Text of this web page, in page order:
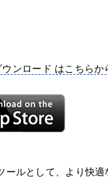
ンロード はこちらか
ルとして、より快適